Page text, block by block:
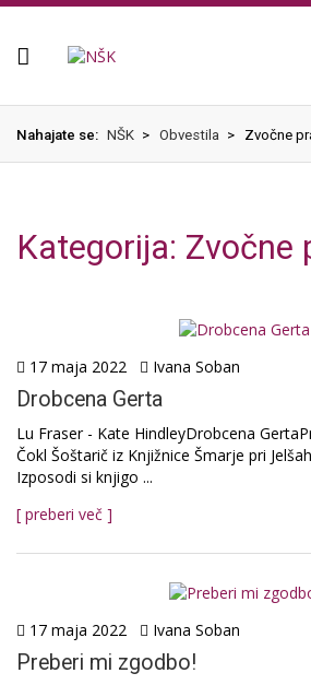
Nahajate se: NŠK > Obvestila > Zvočne
Kategorija: Zvočne
17 maja 2022 Ivana Soban
Drobcena Gerta
Lu Fraser - Kate HindleyDrobcena
Čokl Šoštarič iz Knjižnice Šmarje pri
Izposodi si knjigo ...
[ preberi več ]
17 maja 2022 Ivana Soban
Preberi mi zgodbo!